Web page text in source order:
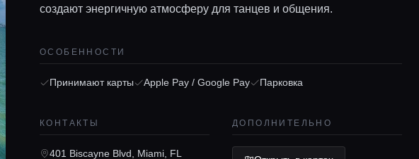
создают энергичную атмосферу для танцев и общения.
ОСОБЕННОСТИ
Принимают карты Apple Pay / Google Pay Парковка
КОНТАКТЫ
401 Biscayne Blvd, Miami, FL
ДОПОЛНИТЕЛЬНО